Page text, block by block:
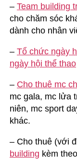
– Team building
cho chăm sóc
dành cho nhân
– Tổ chức ngày
ngày hội thể thao
– Cho thuê mc
mc gala, mc lửa
niên, mc sport
khác.
– Cho thuê (với
building kèm